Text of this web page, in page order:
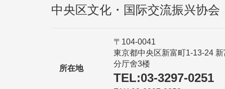
中央区文化・国际交流振兴协会
所在地
〒104-0041
東京都中央区新富町1-13-24 新
分厅舍3楼
TEL:03-3297-0251